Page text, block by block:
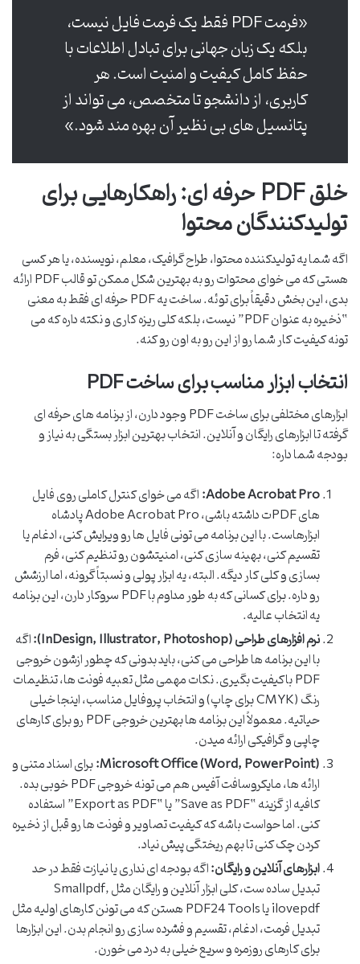
«فرمت PDF فقط یک فرمت فایل نیست،
بلکه یک زبان جهانی برای تبادل اطلاعات با
حفظ کامل کیفیت و امنیت است. هر
کاربری، از دانشجو تا متخصص، می تواند از
پتانسیل های بی نظیر آن بهره مند شود.»
خلق PDF حرفه ای: راهکارهایی برای
تولیدکنندگان محتوا
اگه شما یه تولیدکننده محتوا، طراح گرافیک، معلم، نویسنده، یا هر کسی
هستی که می خوای محتوات رو به بهترین شکل ممکن تو قالب PDF ارائه
بدی، این بخش دقیقاً برای توئه. ساخت یه PDF حرفه ای فقط به معنی
“ذخیره به عنوان PDF” نیست، بلکه کلی ریزه کاری و نکته داره که می
تونه کیفیت کار شما رو از این رو به اون رو کنه.
انتخاب ابزار مناسب برای ساخت PDF
ابزارهای مختلفی برای ساخت PDF وجود دارن، از برنامه های حرفه ای
گرفته تا ابزارهای رایگان و آنلاین. انتخاب بهترین ابزار بستگی به نیاز و
بودجه شما داره:
Adobe Acrobat Pro: اگه می خوای کنترل کاملی روی فایل
های PDFت داشته باشی، Adobe Acrobat Pro پادشاه
ابزارهاست. با این برنامه می تونی فایل ها رو ویرایش کنی، ادغام یا
تقسیم کنی، بهینه سازی کنی، امنیتشون رو تنظیم کنی، فرم
بسازی و کلی کار دیگه. البته، یه ابزار پولی و نسبتاً گرونه، اما ارزشش
رو داره. برای کسانی که به طور مداوم با PDF سروکار دارن، این برنامه
یه انتخاب عالیه.
نرم افزارهای طراحی (InDesign, Illustrator, Photoshop):
اگه
با این برنامه ها طراحی می کنی، باید بدونی که چطور ازشون خروجی
PDF باکیفیت بگیری. نکات مهمی مثل تعبیه فونت ها، تنظیمات
رنگ (CMYK برای چاپ) و انتخاب پروفایل مناسب، اینجا خیلی
حیاتیه. معمولاً این برنامه ها بهترین خروجی PDF رو برای کارهای
چاپی و گرافیکی ارائه میدن.
Microsoft Office (Word, PowerPoint): برای اسناد متنی و
ارائه ها، مایکروسافت آفیس هم می تونه خروجی PDF خوبی بده.
کافیه از گزینه “Save as PDF” یا “Export as PDF” استفاده
کنی. اما حواست باشه که کیفیت تصاویر و فونت ها رو قبل از ذخیره
کردن چک کنی تا بهم ریختگی پیش نیاد.
ابزارهای آنلاین و رایگان:اگه بودجه ای نداری یا نیازت فقط در حد
تبدیل ساده ست، کلی ابزار آنلاین و رایگان مثل Smallpdf,
ilovepdf یا PDF24 Tools هستن که می تونن کارهای اولیه مثل
تبدیل فرمت، ادغام، تقسیم و فشرده سازی رو انجام بدن. این ابزارها
برای کارهای روزمره و سریع خیلی به درد می خورن.